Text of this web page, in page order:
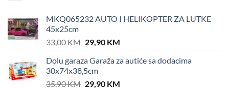
MKQ065232 AUTO I HELIKOPTER ZA LUTKE
45x25cm
33,00KM Original
was:
33,00 KM.
29,90 KMCurrent
is:
Dolu garaza Garaža za autiće sa dodacima
30x74x38,5cm
35,90KM Original
29,90 KMCurrent